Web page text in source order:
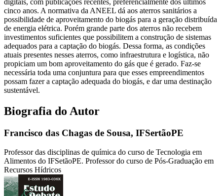
digitais, com publicações recentes, preferencialmente dos últimos
cinco anos. A normativa da ANEEL dá aos aterros sanitários a
possibilidade de aproveitamento do biogás para a geração distribuída
de energia elétrica. Porém grande parte dos aterros não recebem
investimentos suficientes que possibilitem a construção de sistemas
adequados para a captação do biogás. Dessa forma, as condições
atuais presentes nesses aterros, como infraestrutura e logística, não
propiciam um bom aproveitamento do gás que é gerado. Faz-se
necessária toda uma conjuntura para que esses empreendimentos
possam fazer a captação adequada do biogás, e dar uma destinação
sustentável.
Biografia do Autor
Francisco das Chagas de Sousa, IFSertãoPE
Professor das disciplinas de química do curso de Tecnologia em
Alimentos do IFSetãoPE. Professor do curso de Pós-Graduação em
Recursos Hídricos